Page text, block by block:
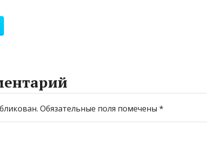
Обязательные поля помечены *